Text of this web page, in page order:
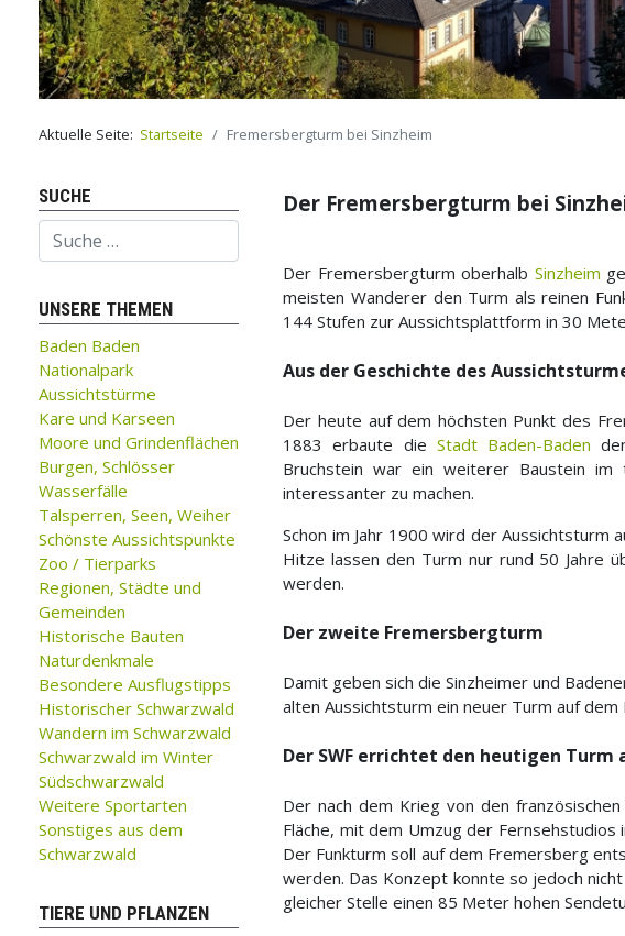
Aktuelle Seite: Startseite Fremersbergturm bei Sinzheim
SUCHE
Suchen
UNSERE THEMEN
Baden Baden
Nationalpark
Aussichtstürme
Kare und Karseen
Moore und Grindenflächen
Burgen, Schlösser
Wasserfälle
Talsperren, Seen, Weiher
Schönste Aussichtspunkte
Zoo / Tierparks
Regionen, Städte und
Gemeinden
Historische Bauten
Naturdenkmale
Besondere Ausflugstipps
Historischer Schwarzwald
Wandern im Schwarzwald
Schwarzwald im Winter
Südschwarzwald
Weitere Sportarten
Sonstiges aus dem
Schwarzwald
TIERE UND PFLANZEN
Der Fremersbergturm bei
Der Fremersbergturm oberhalb Sinzheim
meisten Wanderer den Turm als reinen
144 Stufen zur Aussichtsplattform in 30
Aus der Geschichte des
Der heute auf dem höchsten Punkt des
1883 erbaute die Stadt Baden-Baden
Bruchstein war ein weiterer Baustein im
interessanter zu machen.
Schon im Jahr 1900 wird der
Hitze lassen den Turm nur rund 50 Jahre
werden.
Der zweite Fremersbergturm
Damit geben sich die Sinzheimer und
alten Aussichtsturm ein neuer Turm auf
Der SWF errichtet den heutigen Turm
Der nach dem Krieg von den
Fläche, mit dem Umzug der
Der Funkturm soll auf dem Fremersberg
werden. Das Konzept konnte so jedoch
gleicher Stelle einen 85 Meter hohen